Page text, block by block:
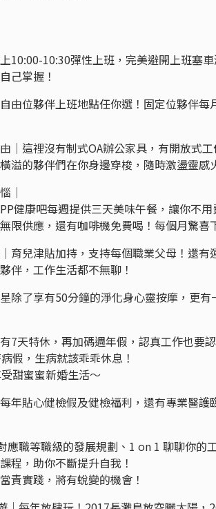
10:00-10:30彈性上班，完美避開上班塞
己掌握！
由位夥伴上班地點任你選！固定位夥伴
｜這裡沒有制式OA辦公家具，有開放式
溢的夥伴們在你身邊穿梭，隨時激盪靈感
｜
健康吧每週提供三天美味午餐，讓你不用
限供應，還有咖啡機免費喝！每個月驚
育兒津貼加持，支持每個職業父母！還
伴，工作生活都不無聊！
除了享有50分鐘的淨化身心靈按摩，更
7天特休，再加碼週年假，認真工作也要認
假，生病就該乖乖休息！
甜蜜蜜新婚生活～
年貼心健檢假及健檢福利，還有專業醫護
應職等職級的發展規劃、1 on 1 聊聊你的
程，助你不斷提升自我！
責實踐，將有蛻變的機會！